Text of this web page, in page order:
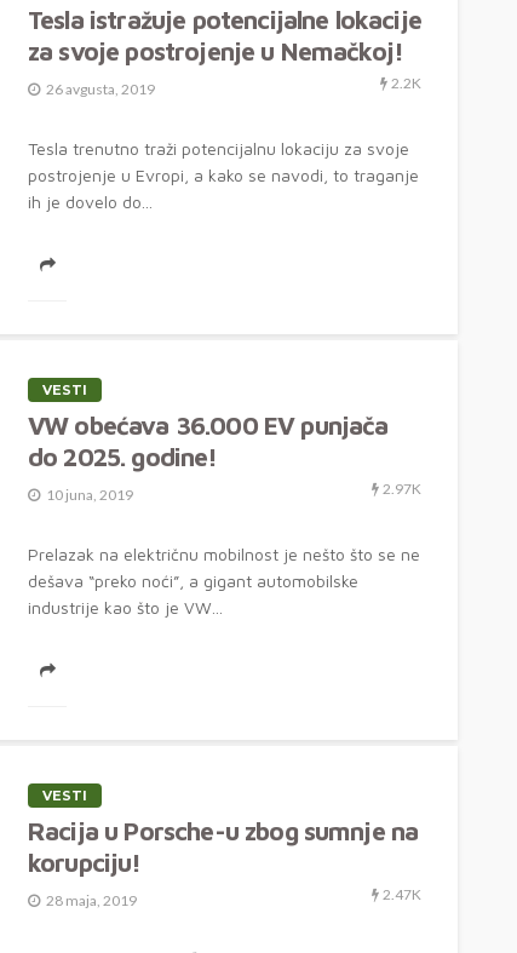
Tesla istražuje potencijalne lokacije
za svoje postrojenje u Nemačkoj!
26 avgusta, 2019 2.2K
Tesla trenutno traži potencijalnu lokaciju za svoje
postrojenje u Evropi, a kako se navodi, to traganje
ih je dovelo do...
VESTI
VW obećava 36.000 EV punjača
do 2025. godine!
10 juna, 2019 2.97K
Prelazak na električnu mobilnost je nešto što se ne
dešava “preko noći”, a gigant automobilske
industrije kao što je VW...
VESTI
Racija u Porsche-u zbog sumnje na
korupciju!
28 maja, 2019 2.47K